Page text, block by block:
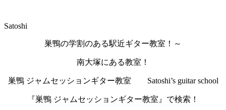
Satoshi
巣鴨の学割のある駅近ギター教室！～
南大塚にある教室！
巣鴨 ジャムセッションギター教室 Satoshi’s guitar school
『巣鴨 ジャムセッションギター教室』で検索！